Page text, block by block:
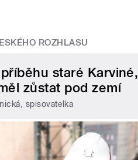
ROZHLASU
staré Karviné,
zůstat pod zemí
spisovatelka